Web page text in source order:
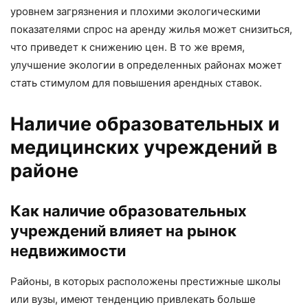
уровнем загрязнения и плохими экологическими
показателями спрос на аренду жилья может снизиться,
что приведет к снижению цен. В то же время,
улучшение экологии в определенных районах может
стать стимулом для повышения арендных ставок.
Наличие образовательных и
медицинских учреждений в
районе
Как наличие образовательных
учреждений влияет на рынок
недвижимости
Районы, в которых расположены престижные школы
или вузы, имеют тенденцию привлекать больше